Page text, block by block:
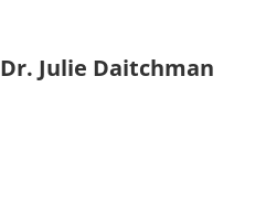
Dr. Julie Daitchman